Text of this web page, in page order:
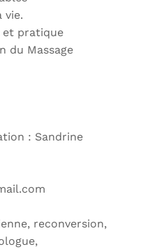
vie.
et pratique
du Massage
: Sandrine
reconversion,